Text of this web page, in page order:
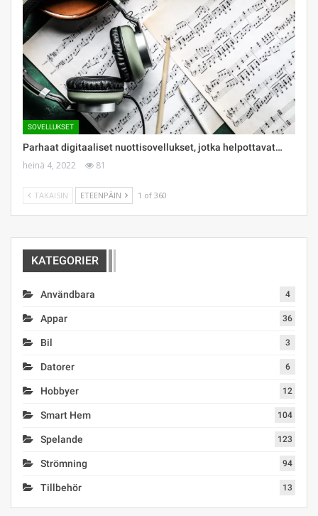
SOVELLUKSET
Parhaat digitaaliset nuottisovellukset, jotka helpottavat…
heinä 4, 2022 81
TAKAISIN ETEENPÄIN 1 of 360
KATEGORIER
Användbara 4
Appar 36
Bil 3
Datorer 6
Hobbyer 12
Smart Hem 104
Spelande 123
Strömning 94
Tillbehör 13